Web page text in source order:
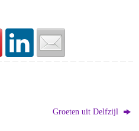
Groeten uit Delfzijl